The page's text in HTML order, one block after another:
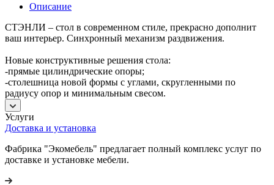
Описание
СТЭНЛИ – стол в современном стиле, прекрасно дополнит
ваш интерьер. Синхронный механизм раздвижения.
Новые конструктивные решения стола:
-прямые цилиндрические опоры;
-столешница новой формы с углами, скругленными по
радиусу опор и минимальным свесом.
Услуги
Доставка и установка
Фабрика "Экомебель" предлагает полный комплекс услуг по
доставке и установке мебели.